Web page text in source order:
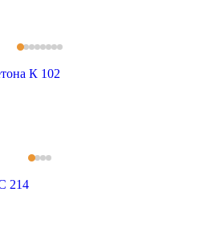
К 102
214